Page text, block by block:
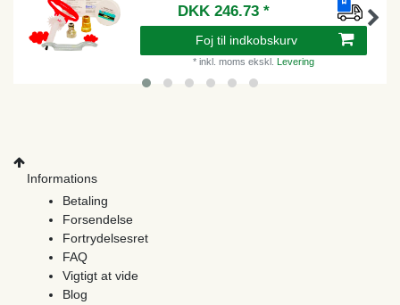
DKK 246.73 *
Foj til indkobskurv
* inkl. moms ekskl. Levering
Informations
Betaling
Forsendelse
Fortrydelsesret
FAQ
Vigtigt at vide
Blog